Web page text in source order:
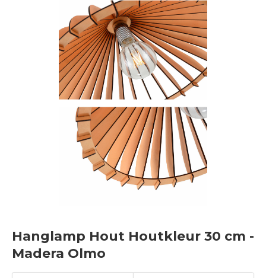
Hanglamp Hout Houtkleur 30 cm -
Madera Olmo